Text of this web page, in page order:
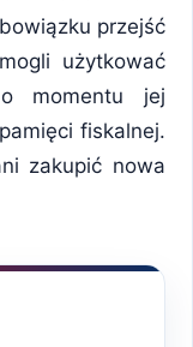
przejść
użytkować
momentu jej
fiskalnej.
zakupić nowa